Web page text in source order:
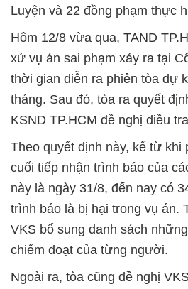
Luyện và 22 đồng phạm thực
Hôm 12/8 vừa qua, TAND
xử vụ án sai phạm xảy ra tại
thời gian diễn ra phiên tòa dự
tháng. Sau đó, tòa ra quyết
KSND TP.HCM đề nghị điều
Theo quyết định này, kể từ khi
cuối tiếp nhận trình báo của
này là ngày 31/8, đến nay có
trình báo là bị hại trong vụ án.
VKS bổ sung danh sách
chiếm đoạt của từng người.
Ngoài ra, tòa cũng đề nghị